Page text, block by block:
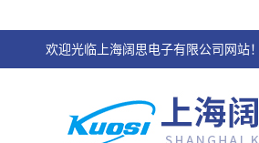
欢迎光临上海阔思电子有限公司网站！